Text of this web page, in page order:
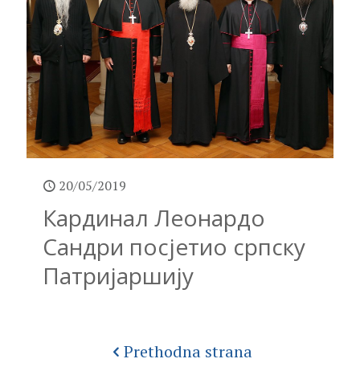
20/05/2019
Кардинал Леонардо
Сандри посјетио српску
Патријаршију
Prethodna strana